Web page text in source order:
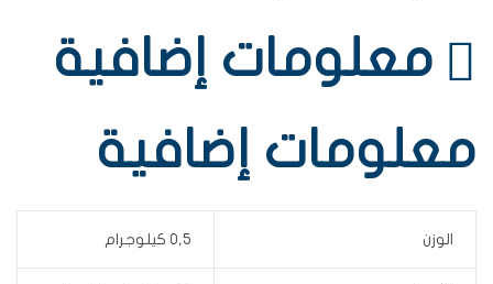
معلومات إضافية
معلومات إضافية
الوزن 0,5 كيلوجرام